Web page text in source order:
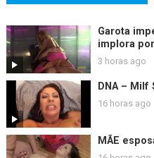
Garota
implora
3 horas ago
DNA –
16 horas ago
MÃE